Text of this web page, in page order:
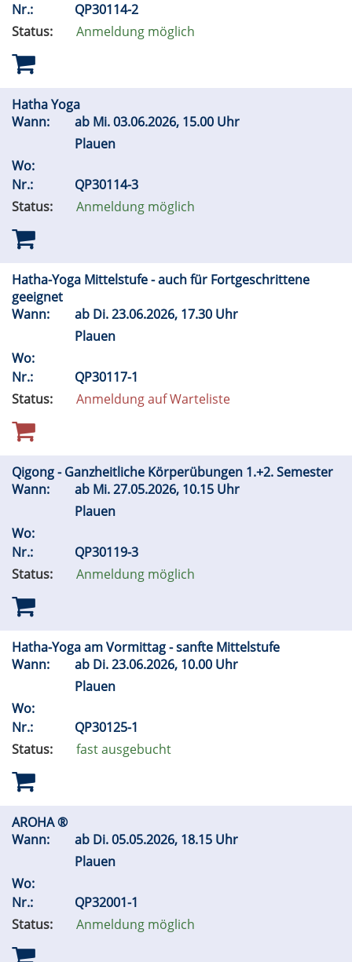
Nr.:
QP30114-2
Status:
Anmeldung möglich
Hatha Yoga
Wann:
ab Mi.03.06.2026, 15.00 Uhr
Plauen
Wo:
Nr.:
QP30114-3
Status:
Anmeldung möglich
Hatha-Yoga Mittelstufe - auch für Fortgeschrittene
geeignet
Wann:
ab Di.23.06.2026, 17.30 Uhr
Plauen
Wo:
Nr.:
QP30117-1
Status:
Anmeldung auf Warteliste
Qigong - Ganzheitliche Körperübungen 1.+2. Semester
Wann:
ab Mi.27.05.2026, 10.15 Uhr
Plauen
Wo:
Nr.:
QP30119-3
Status:
Anmeldung möglich
Hatha-Yoga am Vormittag - sanfte Mittelstufe
Wann:
ab Di.23.06.2026, 10.00 Uhr
Plauen
Wo:
Nr.:
QP30125-1
Status:
fast ausgebucht
AROHA ®
Wann:
ab Di.05.05.2026, 18.15 Uhr
Plauen
Wo:
Nr.:
QP32001-1
Status:
Anmeldung möglich